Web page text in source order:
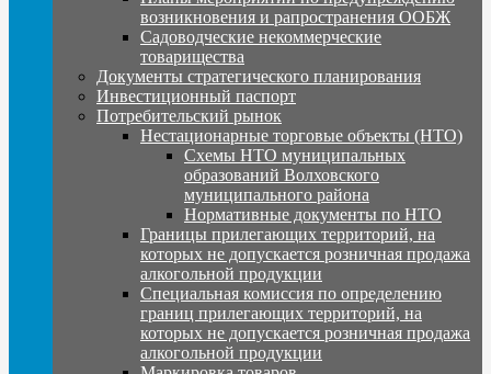
возникновения и рапространения ООБЖ
Садоводческие некоммерческие
товарищества
Документы стратегического планирования
Инвестиционный паспорт
Потребительский рынок
Нестационарные торговые объекты (НТО)
Схемы НТО муниципальных
образований Волховского
муниципального района
Нормативные документы по НТО
Границы прилегающих территорий, на
которых не допускается розничная продажа
алкогольной продукции
Специальная комиссия по определению
границ прилегающих территорий, на
которых не допускается розничная продажа
алкогольной продукции